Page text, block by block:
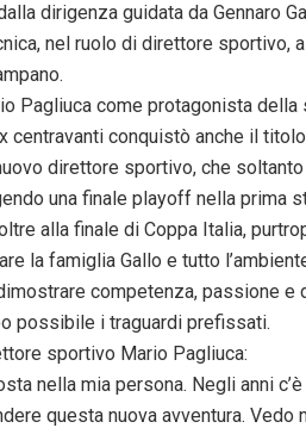
dirigenza guidata da Gennaro
nel ruolo di direttore sportivo,
Pagliuca come protagonista
centravanti conquistò anche il
direttore sportivo, che
una finale playoff nella prima
alla finale di Coppa Italia,
la famiglia Gallo e tutto
competenza, passione e
possibile i traguardi prefissati.
sportivo Mario Pagliuca:
nella mia persona. Negli anni
questa nuova avventura. Vedo